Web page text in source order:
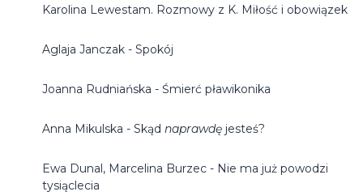
Karolina Lewestam. Rozmowy z K. Miłość i obowiązek
Aglaja Janczak - Spokój
Joanna Rudniańska - Śmierć pławikonika
Anna Mikulska - Skąd naprawdę jesteś?
Ewa Dunal, Marcelina Burzec - Nie ma już powodzi
tysiąclecia